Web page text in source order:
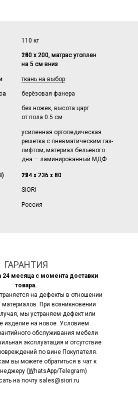
110 кг
ткань на выбор
берёзовая фанера
без ножек, высота царг
от пола 0.5 см
усиленная ортопедическая
решетка с пневматическим газ-
лифтом; материал бельевого
дна — ламинированный МДФ
SIORI
Россия
174 х 236 х 80
194 х 236 х 80
214 х 236 х 80
234 х 236 х 80
140 х 200, матрас утоплен
на 5 см вниз
160 х 200, матрас утоплен
на 5 см вниз
180 х 200, матрас утоплен
на 5 см вниз
200 х 200, матрас утоплен
на 5 см вниз
ГАРАНТИЯ
24 месяца с момента доставки
товара.
на дефекты в отношении
материалов. При возникновении
мы устраняем дефект или
изделие на новое. Условием
обслуживания мебели
эксплуатация и отсутствие
по вине Покупателя.
вы можете обратиться в чат к
(WhatsApp/Telegram)
на почту sales@siori.ru